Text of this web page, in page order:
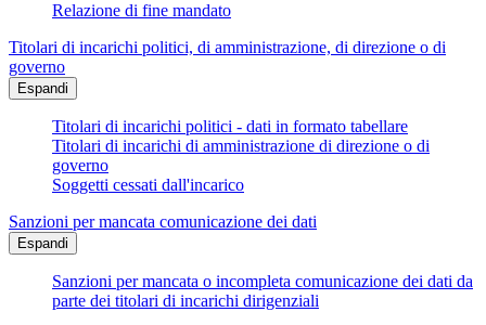
Relazione di fine mandato
Titolari di incarichi politici, di amministrazione, di direzione o di
governo
Espandi
Titolari di incarichi politici - dati in formato tabellare
Titolari di incarichi di amministrazione di direzione o di
governo
Soggetti cessati dall'incarico
Sanzioni per mancata comunicazione dei dati
Espandi
Sanzioni per mancata o incompleta comunicazione dei dati da
parte dei titolari di incarichi dirigenziali